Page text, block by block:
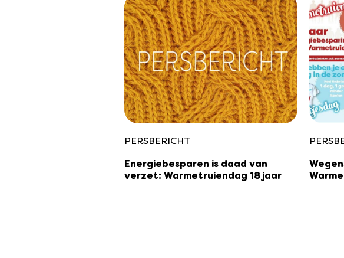
PERSBERICHT
Energiebesparen is daad van
verzet: Warmetruiendag 18 jaar